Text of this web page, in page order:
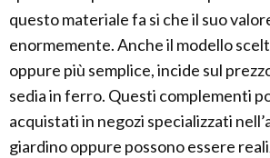
questo materiale fa si che il suo
enormemente. Anche il modello
oppure più semplice, incide sul
sedia in ferro. Questi complementi
acquistati in negozi specializzati
giardino oppure possono essere